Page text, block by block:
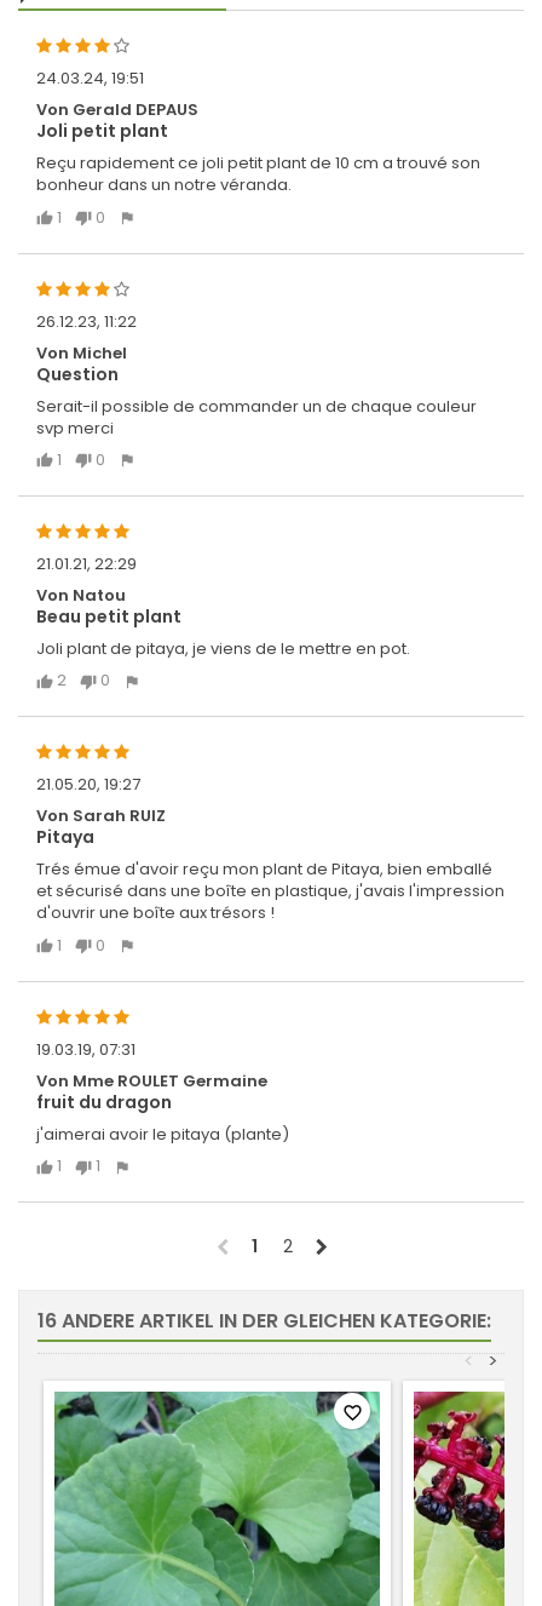
24.03.24, 19:51
Von Gerald DEPAUS
Joli petit plant
Reçu rapidement ce joli petit plant de 10 cm a trouvé son
bonheur dans un notre véranda.
1
0
26.12.23, 11:22
Von Michel
Question
Serait-il possible de commander un de chaque couleur
svp merci
1
0
21.01.21, 22:29
Von Natou
Beau petit plant
Joli plant de pitaya, je viens de le mettre en pot.
2
0
21.05.20, 19:27
Von Sarah RUIZ
Pitaya
Trés émue d'avoir reçu mon plant de Pitaya, bien emballé
et sécurisé dans une boîte en plastique, j'avais l'impression
d'ouvrir une boîte aux trésors !
1
0
19.03.19, 07:31
Von Mme ROULET Germaine
fruit du dragon
j'aimerai avoir le pitaya (plante)
1
1
chevron_left 1 2 chevron_right
16 ANDERE ARTIKEL IN DER GLEICHEN KATEGORIE:
>
<
favorite_border